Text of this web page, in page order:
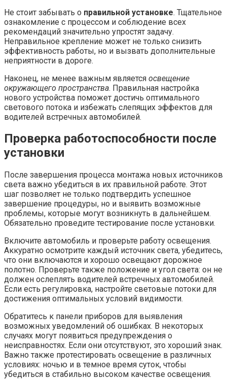
Не стоит забывать о правильной установке. Тщательное
ознакомление с процессом и соблюдение всех
рекомендаций значительно упростят задачу.
Неправильное крепление может не только снизить
эффективность работы, но и вызвать дополнительные
неприятности в дороге.
Наконец, не менее важным является освещение
окружающего пространства. Правильная настройка
нового устройства поможет достичь оптимального
светового потока и избежать слепящих эффектов для
водителей встречных автомобилей.
Проверка работоспособности после
установки
После завершения процесса монтажа новых источников
света важно убедиться в их правильной работе. Этот
шаг позволяет не только подтвердить успешное
завершение процедуры, но и выявить возможные
проблемы, которые могут возникнуть в дальнейшем.
Обязательно проведите тестирование после установки.
Включите автомобиль и проверьте работу освещения.
Аккуратно осмотрите каждый источник света, убедитесь,
что они включаются и хорошо освещают дорожное
полотно. Проверьте также положение и угол света: он не
должен ослеплять водителей встречных автомобилей.
Если есть регулировка, настройте световые потоки для
достижения оптимальных условий видимости.
Обратитесь к панели приборов для выявления
возможных уведомлений об ошибках. В некоторых
случаях могут появиться предупреждения о
неисправностях. Если они отсутствуют, это хороший знак.
Важно также протестировать освещение в различных
условиях: ночью и в темное время суток, чтобы
убедиться в стабильно высоком качестве освещения.